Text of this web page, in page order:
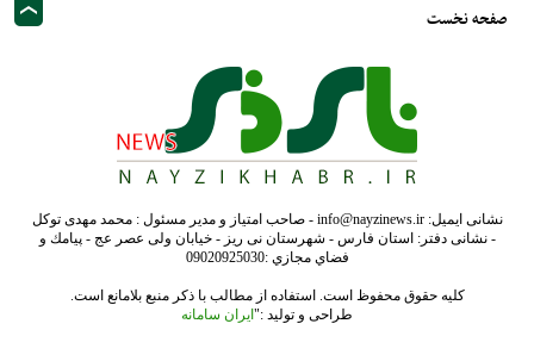
صفحه نخست
نشانی ایمیل: info@nayzinews.ir - صاحب امتیاز و مدیر مسئول : محمد مهدی توکل
- نشانی دفتر: استان فارس - شهرستان نی ریز - خیابان ولی عصر عج - پيامك و
فضاي مجازي :09020925030
کلیه حقوق محفوظ است. استفاده از مطالب با ذکر منبع بلامانع است.
طراحی و تولید :"ایران سامانه